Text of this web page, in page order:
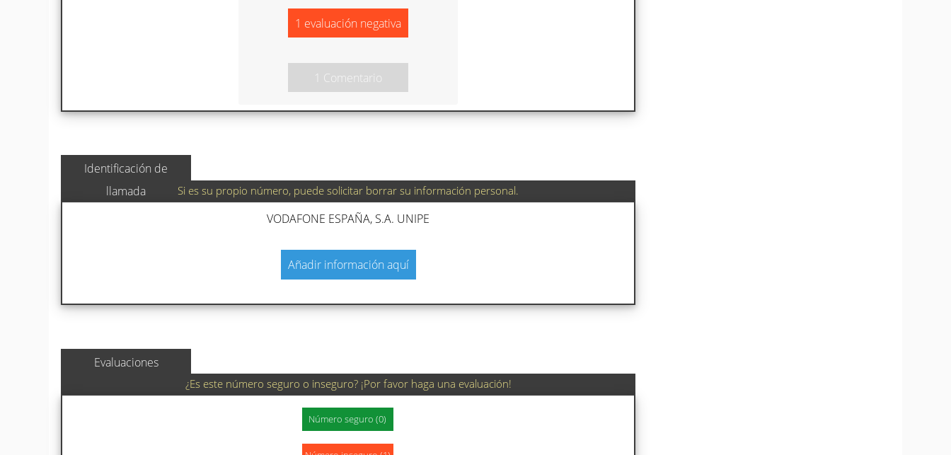
1 evaluación negativa
1 Comentario
Identificación de
llamada
Si es su propio número, puede solicitar borrar su información personal.
VODAFONE ESPAÑA, S.A. UNIPE
Añadir información aquí
Evaluaciones
¿Es este número seguro o inseguro? ¡Por favor haga una evaluación!